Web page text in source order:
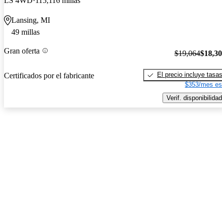
Lansing, MI
49 millas
Gran oferta
Certificados por el fabricante
$19,064
El precio incluye tasas
$353/mes
Verif. disponibilidad